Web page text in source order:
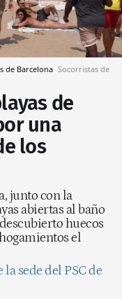
de Barcelona Socorristas de
de
una
los
junto con la
abiertas al baño
huecos
el
sede del PSC de